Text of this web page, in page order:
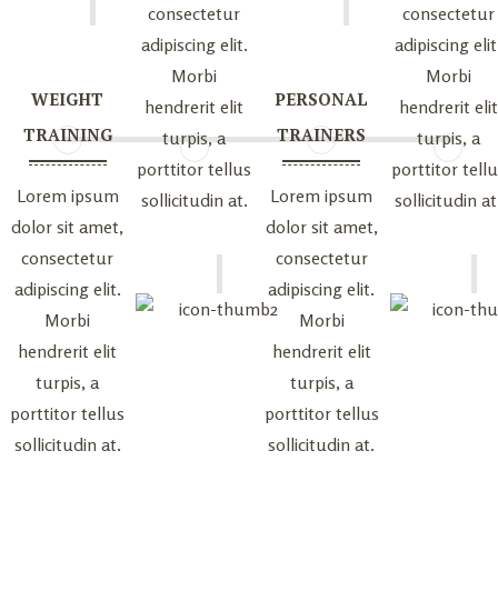
WEIGHT
TRAINING
Lorem ipsum
dolor sit amet,
consectetur
adipiscing elit.
Morbi
hendrerit elit
turpis, a
porttitor tellus
sollicitudin at.
consectetur
adipiscing elit.
Morbi
hendrerit elit
turpis, a
porttitor tellus
sollicitudin at.
PERSONAL
TRAINERS
Lorem ipsum
dolor sit amet,
consectetur
adipiscing elit.
Morbi
hendrerit elit
turpis, a
porttitor tellus
sollicitudin at.
consectetur
adipiscing
Morbi
hendrerit elit
turpis, a
porttitor
sollicitudin